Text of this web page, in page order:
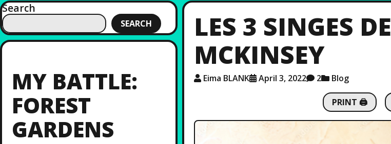
Search
SEARCH
MY BATTLE:
FOREST
GARDENS
LES 3 SINGES DE
MCKINSEY
Eima BLANK April 3, 2022 2 Blog
PRINT 🖨